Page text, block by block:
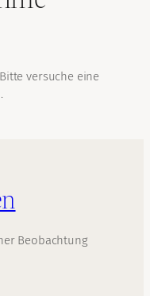
versuche eine
Beobachtung